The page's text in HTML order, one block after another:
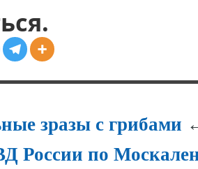
зразы с грибами
по